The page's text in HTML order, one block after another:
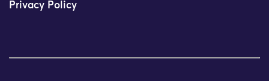
Privacy Policy